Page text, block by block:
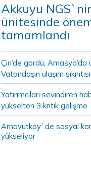
Akkuyu
ünitesinde
tamamlandı
Çin’de gördü, Amasya’da
Vatandaşın ulaşım
Yatırımcıları sevindiren
yükselten 3 kritik gelişme
Arnavutköy`de sosyal
yükseliyor